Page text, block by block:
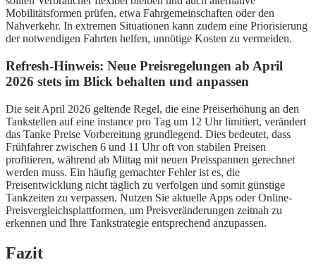
Mobilitätsformen prüfen, etwa Fahrgemeinschaften oder den
Nahverkehr. In extremen Situationen kann zudem eine Priorisierung
der notwendigen Fahrten helfen, unnötige Kosten zu vermeiden.
Refresh-Hinweis: Neue Preisregelungen ab April
2026 stets im Blick behalten und anpassen
Die seit April 2026 geltende Regel, die eine Preiserhöhung an den
Tankstellen auf eine instance pro Tag um 12 Uhr limitiert, verändert
das Tanke Preise Vorbereitung grundlegend. Dies bedeutet, dass
Frühfahrer zwischen 6 und 11 Uhr oft von stabilen Preisen
profitieren, während ab Mittag mit neuen Preisspannen gerechnet
werden muss. Ein häufig gemachter Fehler ist es, die
Preisentwicklung nicht täglich zu verfolgen und somit günstige
Tankzeiten zu verpassen. Nutzen Sie aktuelle Apps oder Online-
Preisvergleichsplattformen, um Preisveränderungen zeitnah zu
erkennen und Ihre Tankstrategie entsprechend anzupassen.
Fazit